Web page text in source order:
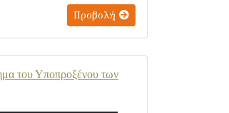
Προβολή
του Υποπροξένου των